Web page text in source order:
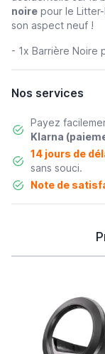
noire pour le
son aspect neuf !
- 1x Barrière Noire
Nos services
Payez
Klarna
14 jours de
sans souci.
Note de